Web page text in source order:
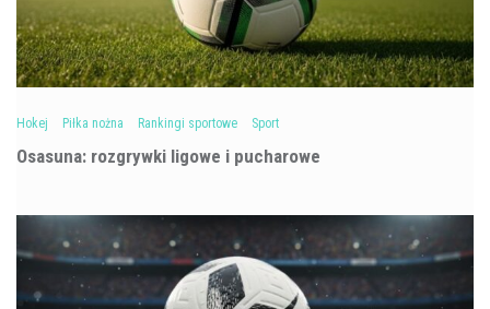
Hokej Piłka nożna Rankingi sportowe Sport
Osasuna: rozgrywki ligowe i pucharowe